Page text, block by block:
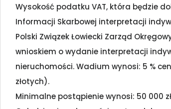
Wysokość podatku VAT, która będzie
Informacji Skarbowej interpretacji
Polski Związek Łowiecki Zarząd
wnioskiem o wydanie interpretacji
nieruchomości. Wadium wynosi: 5 %
złotych).
Minimalne postąpienie wynosi: 50 000